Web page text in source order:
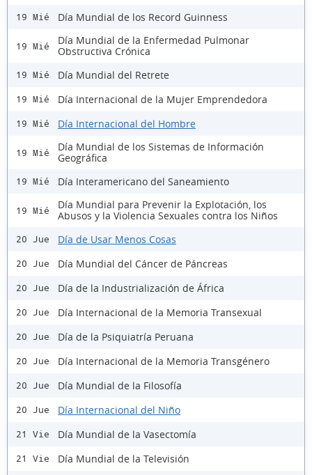
19 Mié Día Mundial de los Record Guinness
19 Mié
Día Mundial de la Enfermedad Pulmonar
Obstructiva Crónica
19 Mié Día Mundial del Retrete
19 Mié Día Internacional de la Mujer Emprendedora
19 Mié Día Internacional del Hombre
19 Mié
Día Mundial de los Sistemas de Información
Geográfica
19 Mié Día Interamericano del Saneamiento
19 Mié
Día Mundial para Prevenir la Explotación, los
Abusos y la Violencia Sexuales contra los Niños
20 Jue Día de Usar Menos Cosas
20 Jue Día Mundial del Cáncer de Páncreas
20 Jue Día de la Industrialización de África
20 Jue Día Internacional de la Memoria Transexual
20 Jue Día de la Psiquiatría Peruana
20 Jue Día Internacional de la Memoria Transgénero
20 Jue Día Mundial de la Filosofía
20 Jue Día Internacional del Niño
21 Vie Día Mundial de la Vasectomía
21 Vie Día Mundial de la Televisión